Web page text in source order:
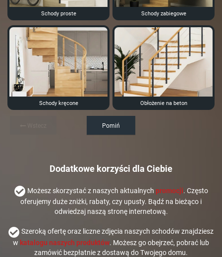
Schody proste Schody zabiegowe
Schody kręcone Obłożenie na beton
Pomiń
Dodatkowe korzyści dla Ciebie
Możesz skorzystać z naszych aktualnych promocji. Często
oferujemy duże zniżki, rabaty, czy upusty. Bądź na bieżąco i
odwiedzaj naszą stronę internetową.
Szeroką ofertę oraz liczne zdjęcia naszych schodów znajdziesz
w katalogu naszych produktów. Możesz go obejrzeć, pobrać lub
zamówić bezpłatnie z dostawą do Twojego domu.